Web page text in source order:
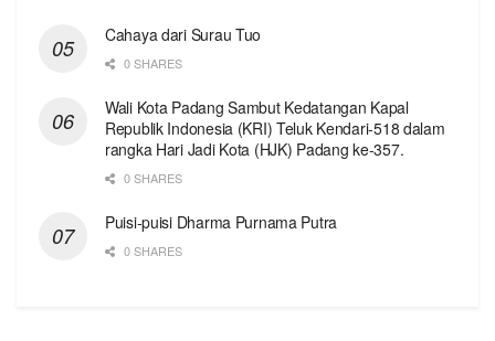
Cahaya dari Surau Tuo
0 SHARES
Wali Kota Padang Sambut Kedatangan Kapal
Republik Indonesia (KRI) Teluk Kendari-518 dalam
rangka Hari Jadi Kota (HJK) Padang ke-357.
0 SHARES
Puisi-puisi Dharma Purnama Putra
0 SHARES